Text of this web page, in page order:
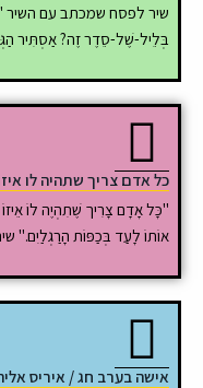
שיר לפסח שמכתב עם השיר
בְּלֵיל-שֶׁל-סֵדֶר זֶה? אַסְתִּיר
כל אדם צריך שתהיה לו איזו
"כָּל אָדָם צָרִיך שֶׁתִהְיֶה לוֹ אֵיזוֹ
אוֹתוֹ לָעַד בְּכַפּוֹת הָרַגְלַיִם." שיר
אישה בערב חג / איריס אליה